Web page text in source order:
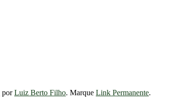
porLuiz Berto Filho. Marque Link Permanente.